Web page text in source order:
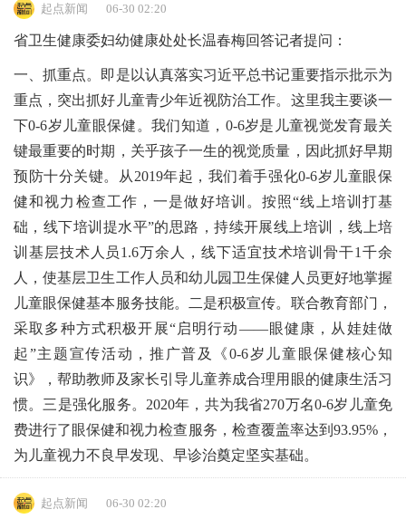
起点新闻 06-30 02:20
省卫生健康委妇幼健康处处长温春梅回答记者提问：
一、抓重点。即是以认真落实习近平总书记重要指示批示为
重点，突出抓好儿童青少年近视防治工作。这里我主要谈一
下0-6岁儿童眼保健。我们知道，0-6岁是儿童视觉发育最关
键最重要的时期，关乎孩子一生的视觉质量，因此抓好早期
预防十分关键。从2019年起，我们着手强化0-6岁儿童眼保
健和视力检查工作，一是做好培训。按照“线上培训打基
础，线下培训提水平”的思路，持续开展线上培训，线上培
训基层技术人员1.6万余人，线下适宜技术培训骨干1千余
人，使基层卫生工作人员和幼儿园卫生保健人员更好地掌握
儿童眼保健基本服务技能。二是积极宣传。联合教育部门，
采取多种方式积极开展“启明行动——眼健康，从娃娃做
起”主题宣传活动，推广普及《0-6岁儿童眼保健核心知
识》，帮助教师及家长引导儿童养成合理用眼的健康生活习
惯。三是强化服务。2020年，共为我省270万名0-6岁儿童免
费进行了眼保健和视力检查服务，检查覆盖率达到93.95%，
为儿童视力不良早发现、早诊治奠定坚实基础。
起点新闻 06-30 02:20